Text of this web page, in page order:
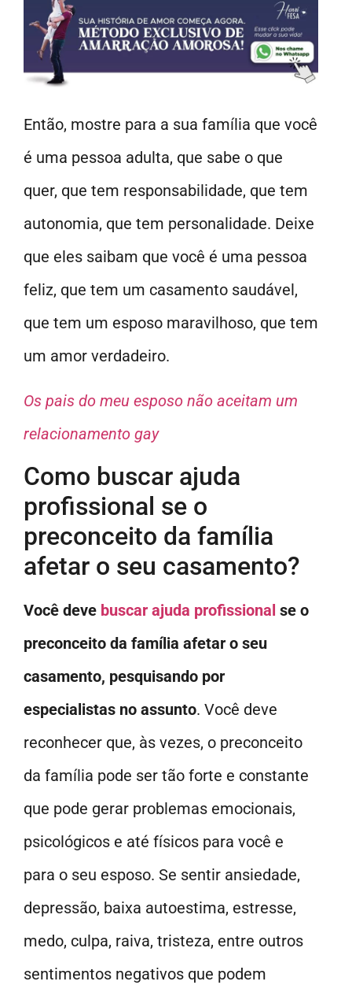
Então, mostre para a sua família que você
é uma pessoa adulta, que sabe o que
quer, que tem responsabilidade, que tem
autonomia, que tem personalidade. Deixe
que eles saibam que você é uma pessoa
feliz, que tem um casamento saudável,
que tem um esposo maravilhoso, que tem
um amor verdadeiro.
Os pais do meu esposo não aceitam um
relacionamento gay
Como buscar ajuda
profissional se o
preconceito da família
afetar o seu casamento?
Você deve buscar ajuda profissional se o
preconceito da família afetar o seu
casamento, pesquisando por
especialistas no assunto. Você deve
reconhecer que, às vezes, o preconceito
da família pode ser tão forte e constante
que pode gerar problemas emocionais,
psicológicos e até físicos para você e
para o seu esposo. Se sentir ansiedade,
depressão, baixa autoestima, estresse,
medo, culpa, raiva, tristeza, entre outros
sentimentos negativos que podem